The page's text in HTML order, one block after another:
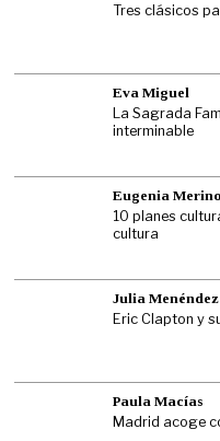
Tres clásicos
Eva Miguel
La Sagrada
interminable
Eugenia Merino
10 planes
cultura
Julia Menéndez
Eric Clapton y
Paula Macías
Madrid acoge